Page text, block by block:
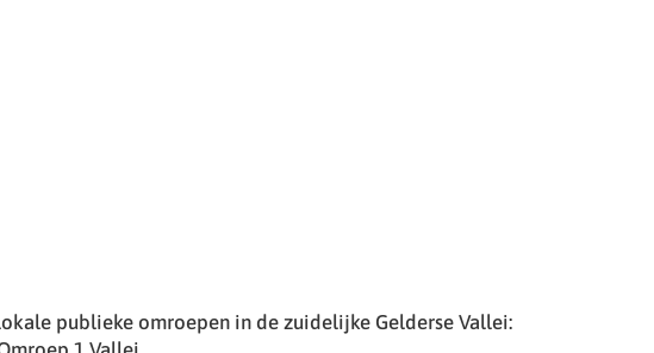
publieke omroepen in de zuidelijke Gelderse Vallei: